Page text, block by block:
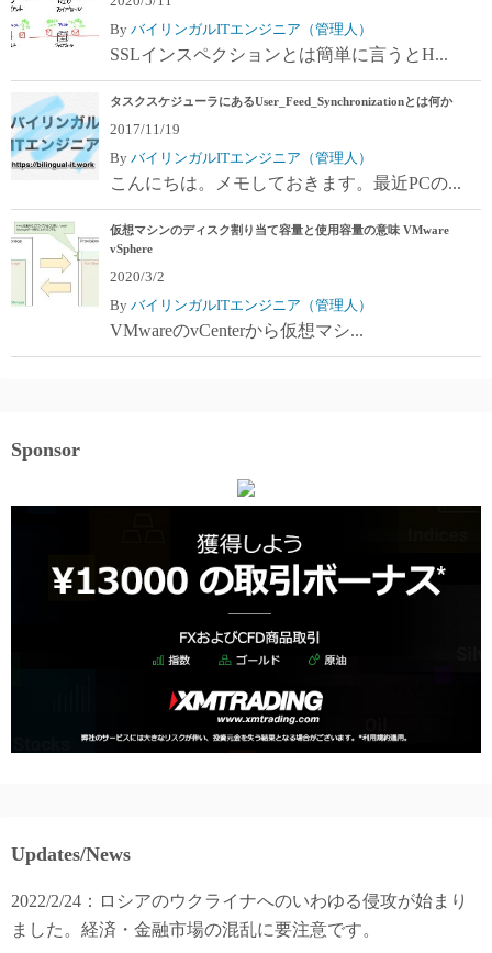
By バイリンガルITエンジニア（管理人）
SSLインスペクションとは簡単に言うとH...
タスクスケジューラにあるUser_Feed_Synchronizationとは何か
2017/11/19
By バイリンガルITエンジニア（管理人）
こんにちは。メモしておきます。最近PCの...
仮想マシンのディスク割り当て容量と使用容量の意味 VMware
vSphere
2020/3/2
By バイリンガルITエンジニア（管理人）
VMwareのvCenterから仮想マシ...
Sponsor
Updates/News
2022/2/24：ロシアのウクライナへのいわゆる侵攻が始まり
ました。経済・金融市場の混乱に要注意です。